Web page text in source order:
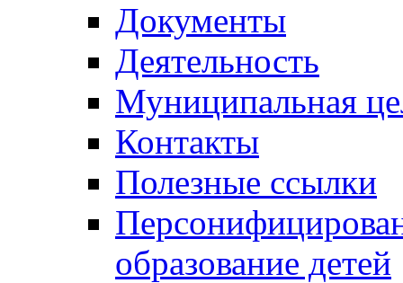
Документы
Деятельность
Муниципальная
Контакты
Полезные ссылки
образование детей